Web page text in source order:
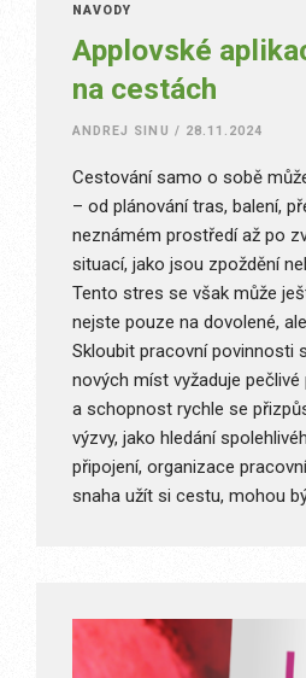
NÁVODY
Applovské
na cestách
ANDREJ SINU / 28.11.2024
Cestování samo o sobě
– od plánování tras, balení,
neznámém prostředí až po
situací, jako jsou zpoždění
Tento stres se však může
nejste pouze na dovolené,
Skloubit pracovní povinnosti
nových míst vyžaduje pečlivé
a schopnost rychle se
výzvy, jako hledání
připojení, organizace
snaha užít si cestu, mohou